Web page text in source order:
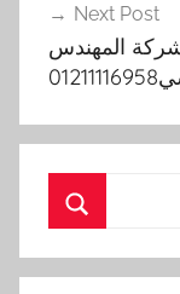
Next Post
المهندس